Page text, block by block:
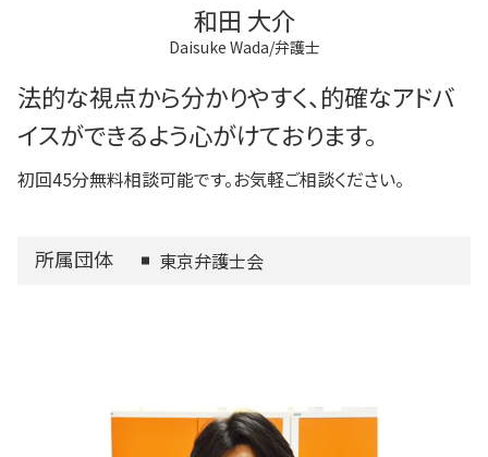
和田 大介
Daisuke Wada/弁護士
法的な視点から分かりやすく、的確なアドバ
イスができるよう心がけております。
初回45分無料相談可能です。お気軽ご相談ください。
所属団体 東京弁護士会